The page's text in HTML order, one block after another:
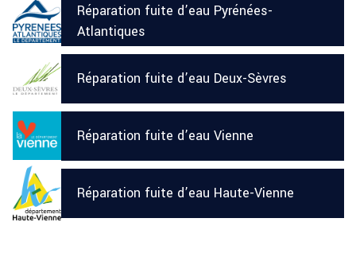
Réparation fuite d’eau Pyrénées-
Atlantiques
Réparation fuite d’eau Deux-Sèvres
Réparation fuite d’eau Vienne
Réparation fuite d’eau Haute-Vienne